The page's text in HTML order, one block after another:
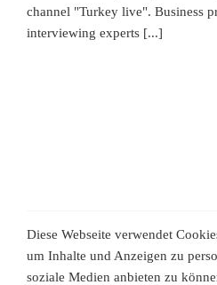
channel "Turkey live". Business
interviewing experts [...]
Diese Webseite verwendet
um Inhalte und Anzeigen zu
soziale Medien anbieten zu